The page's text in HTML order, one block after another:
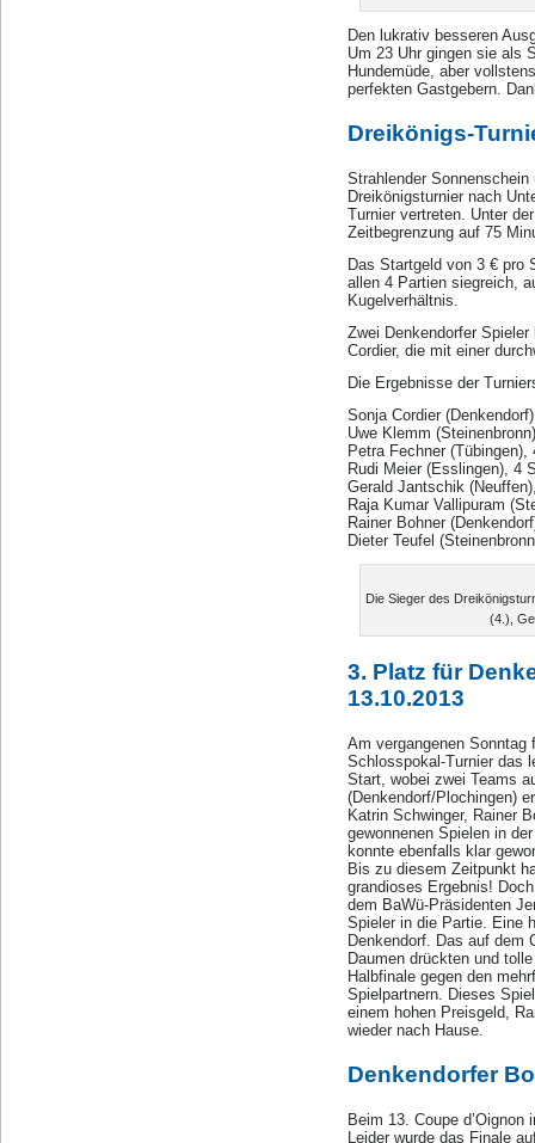
Den lukrativ besseren
Um 23 Uhr gingen sie als
Hundemüde, aber
perfekten Gastgebern.
Dreikönigs-
Strahlender
Dreikönigsturnier nach
Turnier vertreten. Unter
Zeitbegrenzung auf 75
Das Startgeld von 3 € pro
allen 4 Partien siegreich,
Kugelverhältnis.
Zwei Denkendorfer
Cordier, die mit einer
Die Ergebnisse der
Sonja Cordier
Uwe Klemm
Petra Fechner
Rudi Meier (Esslingen), 4
Gerald Jantschik
Raja Kumar Vallipuram
Rainer Bohner
Dieter Teufel
Die Sieger des
(4.),
3. Platz für
13.10.2013
Am vergangenen
Schlosspokal-Turnier das
Start, wobei zwei Teams
(Denkendorf/Plochingen)
Katrin Schwinger, Rainer
gewonnenen Spielen in
konnte ebenfalls klar
Bis zu diesem Zeitpunkt
grandioses Ergebnis!
dem BaWü-Präsidenten
Spieler in die Partie. Eine
Denkendorf. Das auf dem
Daumen drückten und
Halbfinale gegen den
Spielpartnern. Dieses
einem hohen Preisgeld,
wieder nach Hause.
Denkendorfer
Beim 13. Coupe
Leider wurde das Finale